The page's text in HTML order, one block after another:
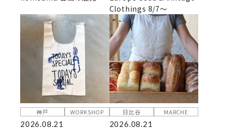
Clothings 8/7～
神戸 WORKSHOP
2026.08.21
日比谷 MARCHE
2026.08.21